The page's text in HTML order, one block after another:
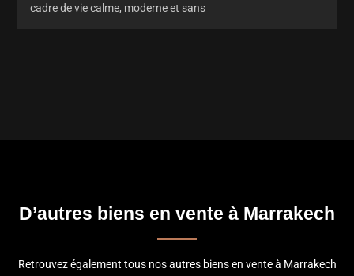
cadre de vie calme, moderne et sans
D’autres biens en vente à Marrakech
Retrouvez également tous nos autres biens en vente à Marrakech